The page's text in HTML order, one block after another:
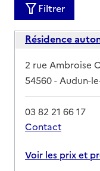
Filtrer
Résidence
Adresse
2 rue Ambroise
54560- Audun-
03 82 21 66 17
Contact
Voir les prix et